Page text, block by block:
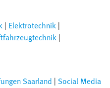
| Elektrotechnik |
|
Saarland | Social Media